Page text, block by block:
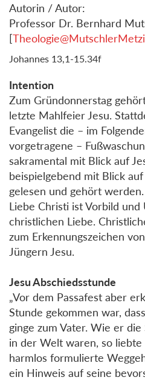
Autorin / Autor:
Professor Dr. Bernhard
[
Johannes 13,1-15.34f
Intention
Zum Gründonnerstag
letzte Mahlfeier Jesu.
Evangelist die – im
vorgetragene –
sakramental mit Blick auf
beispielgebend mit Blick
gelesen und gehört
Liebe Christi ist Vorbild und
christlichen Liebe.
zum Erkennungszeichen
Jüngern Jesu.
Jesu Abschiedsstunde
„Vor dem Passafest aber
Stunde gekommen war,
ginge zum Vater. Wie er
in der Welt waren, so liebte
harmlos formulierte
ein Hinweis auf seine